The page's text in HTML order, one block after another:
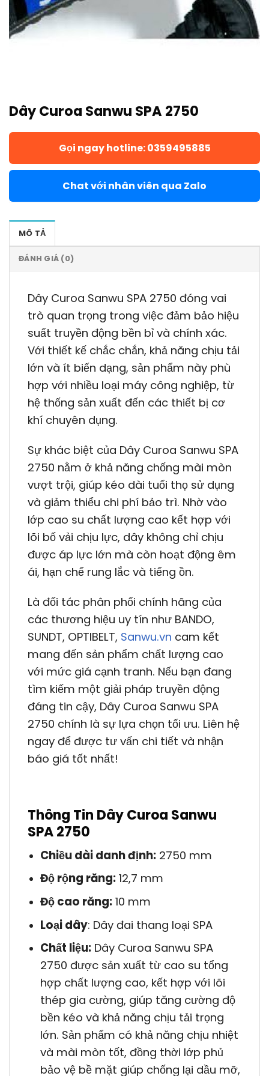
Dây Curoa Sanwu SPA 2750
Gọi ngay hotline: 0359495885
Chat với nhân viên qua Zalo
MÔ TẢ
ĐÁNH GIÁ (0)
Dây Curoa Sanwu SPA 2750 đóng vai
trò quan trọng trong việc đảm bảo hiệu
suất truyền động bền bỉ và chính xác.
Với thiết kế chắc chắn, khả năng chịu tải
lớn và ít biến dạng, sản phẩm này phù
hợp với nhiều loại máy công nghiệp, từ
hệ thống sản xuất đến các thiết bị cơ
khí chuyên dụng.
Sự khác biệt của Dây Curoa Sanwu SPA
2750 nằm ở khả năng chống mài mòn
vượt trội, giúp kéo dài tuổi thọ sử dụng
và giảm thiểu chi phí bảo trì. Nhờ vào
lớp cao su chất lượng cao kết hợp với
lõi bố vải chịu lực, dây không chỉ chịu
được áp lực lớn mà còn hoạt động êm
ái, hạn chế rung lắc và tiếng ồn.
Là đối tác phân phối chính hãng của
các thương hiệu uy tín như BANDO,
SUNDT, OPTIBELT, Sanwu.vn cam kết
mang đến sản phẩm chất lượng cao
với mức giá cạnh tranh. Nếu bạn đang
tìm kiếm một giải pháp truyền động
đáng tin cậy, Dây Curoa Sanwu SPA
2750 chính là sự lựa chọn tối ưu. Liên hệ
ngay để được tư vấn chi tiết và nhận
báo giá tốt nhất!
Thông Tin Dây Curoa Sanwu
SPA 2750
Chiều dài danh định:2750 mm
Độ rộng răng:12,7 mm
Độ cao răng:10 mm
Loại dây: Dây đai thang loại SPA
Chất liệu:Dây Curoa Sanwu SPA
2750 được sản xuất từ cao su tổng
hợp chất lượng cao, kết hợp với lõi
thép gia cường, giúp tăng cường độ
bền kéo và khả năng chịu tải trọng
lớn. Sản phẩm có khả năng chịu nhiệt
và mài mòn tốt, đồng thời lớp phủ
bảo vệ bề mặt giúp chống lại dầu mỡ,